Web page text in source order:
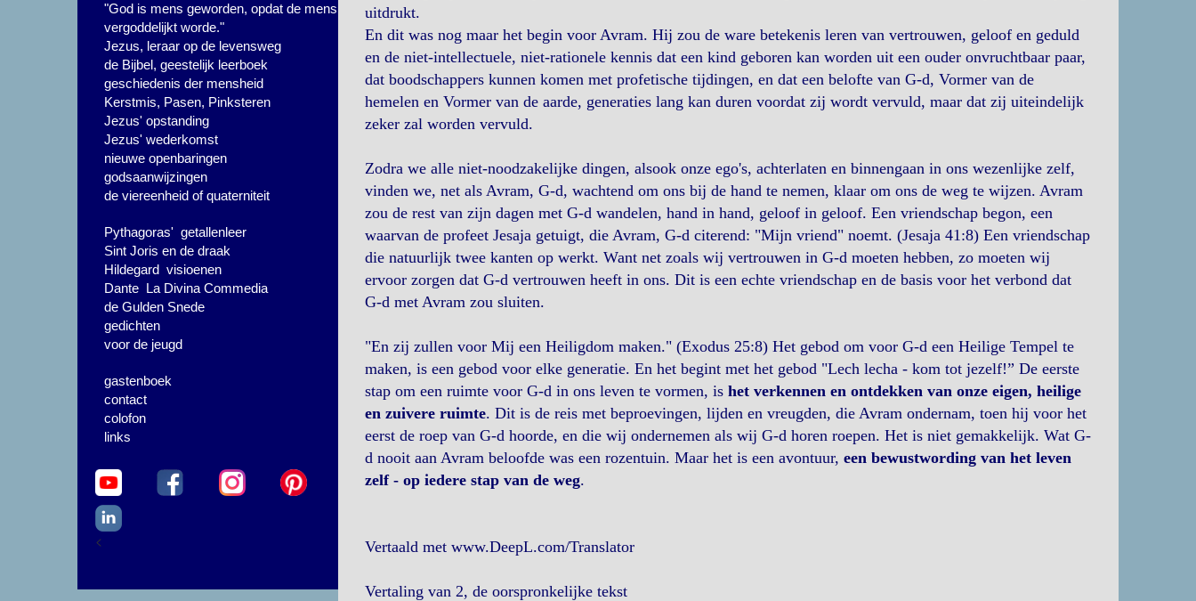
"God is mens geworden, opdat de mens
vergoddelijkt worde."
Jezus, leraar op de levensweg
de Bijbel, geestelijk leerboek
geschiedenis der mensheid
Kerstmis, Pasen, Pinksteren
Jezus' opstanding
Jezus' wederkomst
nieuwe openbaringen
godsaanwijzingen
de viereenheid of quaterniteit
Pythagoras' getallenleer
Sint Joris en de draak
Hildegard visioenen
Dante La Divina Commedia
de Gulden Snede
gedichten
voor de jeugd
gastenboek
contact
colofon
links
<
uitdrukt.
En dit was nog maar het begin voor Avram. Hij zou de ware betekenis leren van vertrouwen, geloof en geduld
en de niet-intellectuele, niet-rationele kennis dat een kind geboren kan worden uit een ouder onvruchtbaar paar,
dat boodschappers kunnen komen met profetische tijdingen, en dat een belofte van G-d, Vormer van de
hemelen en Vormer van de aarde, generaties lang kan duren voordat zij wordt vervuld, maar dat zij uiteindelijk
zeker zal worden vervuld.
Zodra we alle niet-noodzakelijke dingen, alsook onze ego's, achterlaten en binnengaan in ons wezenlijke zelf,
vinden we, net als Avram, G-d, wachtend om ons bij de hand te nemen, klaar om ons de weg te wijzen. Avram
zou de rest van zijn dagen met G-d wandelen, hand in hand, geloof in geloof. Een vriendschap begon, een
waarvan de profeet Jesaja getuigt, die Avram, G-d citerend: "Mijn vriend" noemt. (Jesaja 41:8) Een vriendschap
die natuurlijk twee kanten op werkt. Want net zoals wij vertrouwen in G-d moeten hebben, zo moeten wij
ervoor zorgen dat G-d vertrouwen heeft in ons. Dit is een echte vriendschap en de basis voor het verbond dat
G-d met Avram zou sluiten.
"En zij zullen voor Mij een Heiligdom maken." (Exodus 25:8) Het gebod om voor G-d een Heilige Tempel te
maken, is een gebod voor elke generatie. En het begint met het gebod "Lech lecha - kom tot jezelf!” De eerste
stap om een ruimte voor G-d in ons leven te vormen, is het verkennen en ontdekken van onze eigen, heilige
en zuivere ruimte. Dit is de reis met beproevingen, lijden en vreugden, die Avram ondernam, toen hij voor het
eerst de roep van G-d hoorde, en die wij ondernemen als wij G-d horen roepen. Het is niet gemakkelijk. Wat G-
d nooit aan Avram beloofde was een rozentuin. Maar het is een avontuur, een bewustwording van het leven
zelf - op iedere stap van de weg.
Vertaald met www.DeepL.com/Translator
Vertaling van 2, de oorspronkelijke tekst